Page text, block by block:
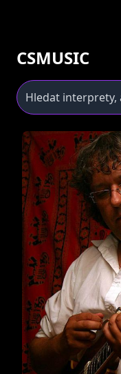
CSMUSIC